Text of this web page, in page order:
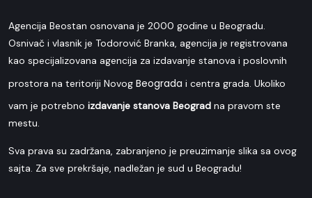
Agencija Beostan osnovana je 2000 godine u Beogradu.
Osnivač i vlasnik je Todorović Branka, agencija je registrovana
kao specijalizovana agencija za izdavanje stanova i poslovnih
prostora na teritoriji Novog Beograda i centra grada. Ukoliko
vam je potrebno izdavanje stanova Beograd na pravom ste
mestu.
Sva prava su zadržana, zabranjeno je preuzimanje slika sa ovog
sajta. Za sve prekršaje, nadležan je sud u Beogradu!